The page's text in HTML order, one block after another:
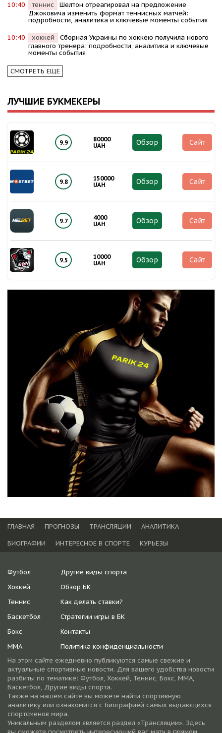
10:40 теннис
Шелтон отреагировал на предложение
Джоковича изменить формат теннисных матчей:
подробности, аналитика и ключевые моменты события
10:40 хоккей
Сборная Украины по хоккею получила нового
главного тренера: подробности, аналитика и ключевые
моменты события
СМОТРЕТЬ ЕЩЕ
ЛУЧШИЕ БУКМЕКЕРЫ
9.9
80000
UAH
Обзор Сайт
9.8
150000
UAH
Обзор Сайт
9.7
4000
UAH
Обзор Сайт
9.5
10000
UAH
Обзор Сайт
ГЛАВНАЯ ПРОГНОЗЫ ТРАНСЛЯЦИИ
АНАЛИТИКА
БИОГРАФИИ
ИНТЕРЕСНОЕ В СПОРТЕ КУРЬЕЗЫ
Футбол
Хоккей
Теннис
Баскетбол
Бокс
ММА
Другие виды спорта
Обзор БК
Как делать ставки?
Стратегии игры в БК
Контакты
Политика конфиденциальности
На этом сайте ежедневно публикуются самые свежие и
актуальные спортивные новости. Для вашего удобства новости
разбиты по тематике: Футбол, Хоккей, Теннис, Бокс, ММА,
Баскетбол, Другие виды спорта.
Также на нашем сайте вы можете найти спортивную
аналитику или ознакомится с биографией самых выдающихся
спортсменов мира.
Уникальным разделом является раздел «Трансляции». Здесь